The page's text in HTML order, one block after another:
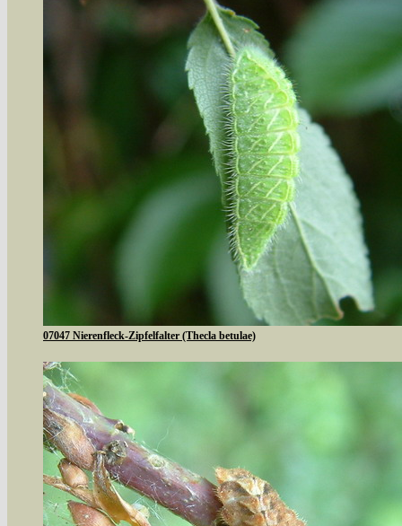
07047 Nierenfleck-Zipfelfalter (Thecla betulae)